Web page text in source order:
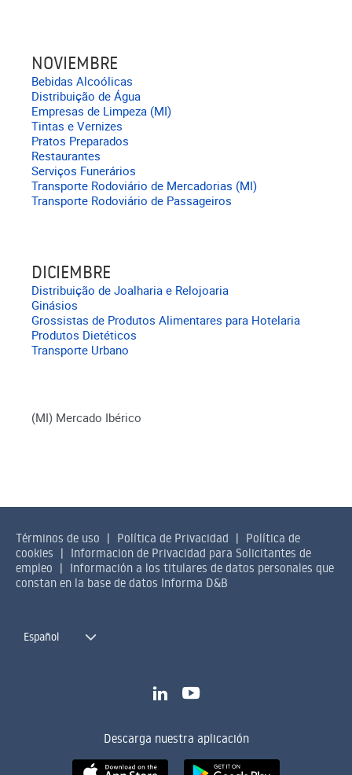
NOVIEMBRE
Bebidas Alcoólicas
Distribuição de Água
Empresas de Limpeza (MI)
Tintas e Vernizes
Pratos Preparados
Restaurantes
Serviços Funerários
Transporte Rodoviário de Mercadorias (MI)
Transporte Rodoviário de Passageiros
DICIEMBRE
Distribuição de Joalharia e Relojoaria
Ginásios
Grossistas de Produtos Alimentares para Hotelaria
Produtos Dietéticos
Transporte Urbano
(MI) Mercado Ibérico
Términos de uso Política de Privacidad
Política de
cookies
Informacion de Privacidad para Solicitantes de
empleo
Información a los titulares de datos personales que
constan en la base de datos Informa D&B
Español
Descarga nuestra aplicación